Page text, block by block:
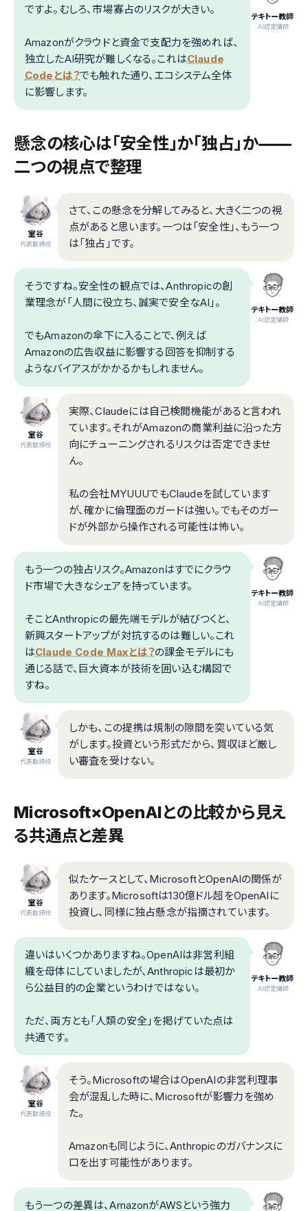
テキトー教師
.AI認定講師
ですよ。むしろ、市場寡占のリスクが大きい。
Amazonがクラウドと資金で支配力を強めれば、
独立したAI研究が難しくなる。これはClaude
Codeとは？でも触れた通り、エコシステム全体
に影響します。
懸念の核心は「安全性」か「独占」か——
二つの視点で整理
室谷
代表取締役
さて、この懸念を分解してみると、大きく二つの視
点があると思います。一つは「安全性」、もう一つ
は「独占」です。
テキトー教師
.AI認定講師
そうですね。安全性の観点では、Anthropicの創
業理念が「人間に役立ち、誠実で安全なAI」。
でもAmazonの傘下に入ることで、例えば
Amazonの広告収益に影響する回答を抑制する
ようなバイアスがかかるかもしれません。
室谷
代表取締役
実際、Claudeには自己検閲機能があると言われ
ています。それがAmazonの商業利益に沿った方
向にチューニングされるリスクは否定できませ
ん。
私の会社MYUUUでもClaudeを試しています
が、確かに倫理面のガードは強い。でもそのガー
ドが外部から操作される可能性は怖い。
テキトー教師
.AI認定講師
もう一つの独占リスク。Amazonはすでにクラウ
ド市場で大きなシェアを持っています。
そことAnthropicの最先端モデルが結びつくと、
新興スタートアップが対抗するのは難しい。これ
はClaude Code Maxとは？の課金モデルにも
通じる話で、巨大資本が技術を囲い込む構図で
すね。
室谷
代表取締役
しかも、この提携は規制の隙間を突いている気
がします。投資という形式だから、買収ほど厳し
い審査を受けない。
Microsoft×OpenAIとの比較から見え
る共通点と差異
室谷
代表取締役
似たケースとして、MicrosoftとOpenAIの関係が
あります。Microsoftは130億ドル超をOpenAIに
投資し、同様に独占懸念が指摘されています。
テキトー教師
.AI認定講師
違いはいくつかありますね。OpenAIは非営利組
織を母体にしていましたが、Anthropicは最初か
ら公益目的の企業というわけではない。
ただ、両方とも「人類の安全」を掲げていた点は
共通です。
室谷
代表取締役
そう。Microsoftの場合はOpenAIの非営利理事
会が混乱した時に、Microsoftが影響力を強め
た。
Amazonも同じように、Anthropicのガバナンスに
口を出す可能性があります。
もう一つの差異は、AmazonがAWSという強力